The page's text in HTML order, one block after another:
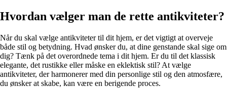
Hvordan vælger man de rette antikviteter?
Når du skal vælge antikviteter til dit hjem, er det vigtigt at overveje
både stil og betydning. Hvad ønsker du, at dine genstande skal sige om
dig? Tænk på det overordnede tema i dit hjem. Er du til det klassisk
elegante, det rustikke eller måske en eklektisk stil? At vælge
antikviteter, der harmonerer med din personlige stil og den atmosfære,
du ønsker at skabe, kan være en berigende proces.